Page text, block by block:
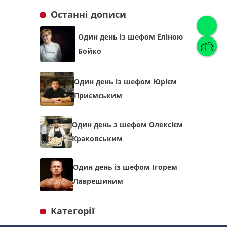
Українська( Українська)
Українська
Останні дописи
Один день із шефом Еліною
Бойко
Один день із шефом Юрієм
Приємським
Один день з шефом Олексієм
Краковським
Один день із шефом Ігорем
Лаврешиним
Категорії